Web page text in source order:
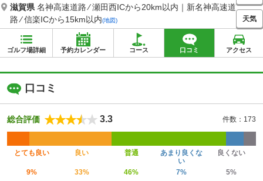
滋賀県 名神高速道路 ⁄ 瀬田西ICから20km以内｜新名神高速道
路 ⁄ 信楽ICから15km以内(地図) 天気
ゴルフ場詳細 予約カレンダー コース 口コミ アクセス
口コミ
総合評価 3.3 件数：173
とても良い 良い 普通
あまり良くな
い
良くない
9% 33% 46% 7% 5%